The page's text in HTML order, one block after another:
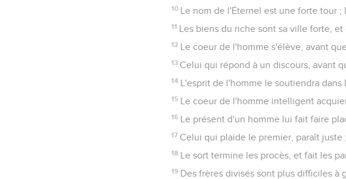
10 Le nom de l'Éternel est une forte tour
11 Les biens du riche sont sa ville forte,
12 Le coeur de l'homme s'élève, avant
13 Celui qui répond à un discours, avant
14 L'esprit de l'homme le soutiendra
15 Le coeur de l'homme intelligent
16 Le présent d'un homme lui fait faire
17 Celui qui plaide le premier, paraît juste
18 Le sort termine les procès, et fait les
19 Des frères divisés sont plus difficiles